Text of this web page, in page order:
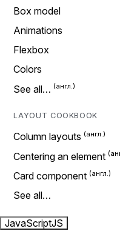
Box model
Animations
Flexbox
Colors
See all…
LAYOUT COOKBOOK
Column layouts
Centering an element
Card component
See all…
JavaScriptJS